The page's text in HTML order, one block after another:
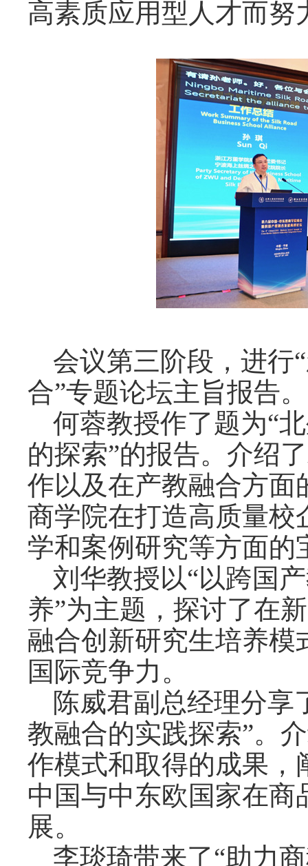
高素质应用型人才而努
会议第三阶段，进行
合”专题论坛主旨报告。
何蓉教授作了题为“
的探索”的报告。介绍
作以及在产教融合方面
商学院在打造高质量校
学和案例研究等方面的
刘华教授以“以跨国
养”为主题，探讨了在
融合创新研究生培养模
国际竞争力。
陈威君副总经理分享
教融合的实践探索”。
作模式和取得的成果，
中国与中东欧国家在
展。
李琰琦带来了“助力